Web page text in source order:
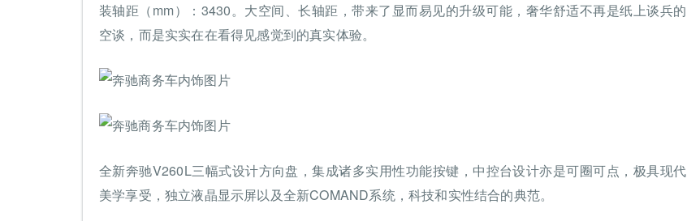
装轴距（mm）：3430。大空间、长轴距，带来了显而易见的升级可能，奢华舒适不再是纸上谈兵的
空谈，而是实实在在看得见感觉到的真实体验。
全新奔驰V260L三幅式设计方向盘，集成诸多实用性功能按键，中控台设计亦是可圈可点，极具现代
美学享受，独立液晶显示屏以及全新COMAND系统，科技和实性结合的典范。